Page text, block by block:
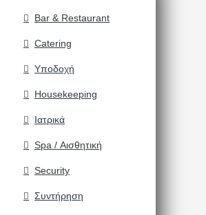
Bar & Restaurant
Catering
Υποδοχή
Housekeeping
Ιατρικά
Spa / Αισθητική
Security
Συντήρηση